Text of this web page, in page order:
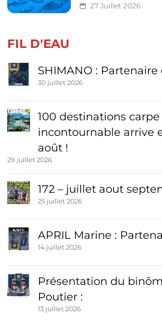
27 Juillet 2026
FIL D'EAU
SHIMANO : Partenaire
30 juillet 2026
100 destinations
incontournable arrive
août !
29 juillet 2026
172 – juillet aout
25 juillet 2026
APRIL Marine :
14 juillet 2026
Présentation du
Poutier :
13 juillet 2026